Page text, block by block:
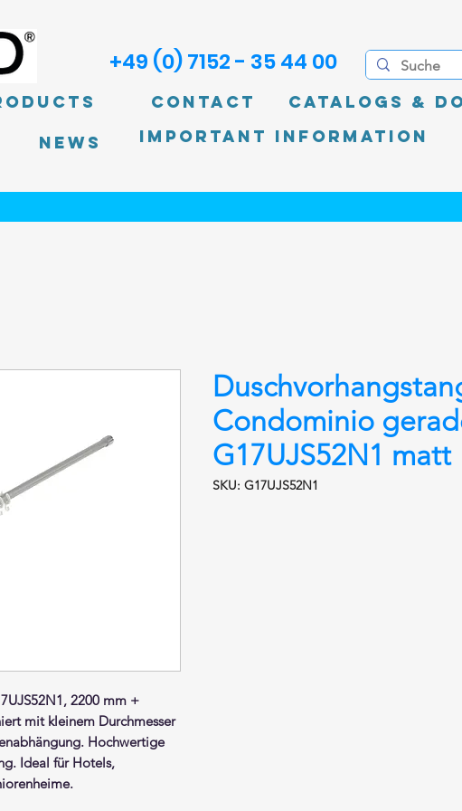
News
+49 (0) 7152 - 35 44 00
Contact
Catalogs &
Important information
2200 mm +
mit kleinem Durchmesser
Hochwertige
Ideal für Hotels,
Condominio
G17UJS52N1 matt
SKU: G17UJS52N1